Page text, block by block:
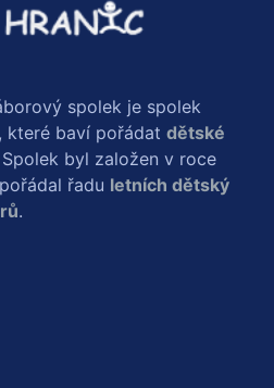
spolek je spolek
které baví pořádat dětské
Spolek byl založen v roce
řadu letních dětský
.